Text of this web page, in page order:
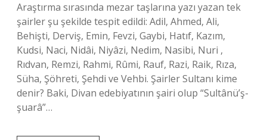
Araştırma sırasında mezar taşlarına yazı yazan tek
şairler şu şekilde tespit edildi: Adil, Ahmed, Ali,
Behişti, Derviş, Emin, Fevzi, Gaybi, Hatıf, Kazım,
Kudsi, Naci, Nidâi, Niyâzi, Nedim, Nasibi, Nuri ,
Rıdvan, Remzi, Rahmi, Rûmi, Rauf, Razi, Raik, Rıza,
Süha, Şöhreti, Şehdi ve Vehbi. Şairler Sultanı kime
denir? Baki, Divan edebiyatının şairi olup “Sultânü’ş-
şuarâ”…